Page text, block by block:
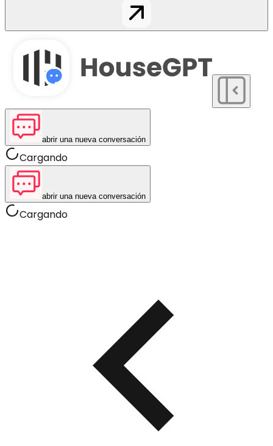
abrir una nueva conversación
Cargando
abrir una nueva conversación
Cargando